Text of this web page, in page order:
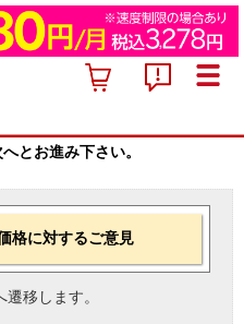
とお進み下さい。
格に対するご意見
移します。